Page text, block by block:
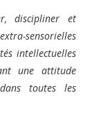
discipliner et
sensorielles
intellectuelles
une attitude
toutes les